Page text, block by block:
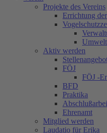
Projekte des Vereins
Errichtung
Aktiv werden
FÖJ
FÖJ -
BFD
Praktika
Ehrenamt
Mitglied werden
Laudatio für Erika